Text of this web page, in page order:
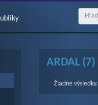
ARDAL (7)
Žiadne výsledky.